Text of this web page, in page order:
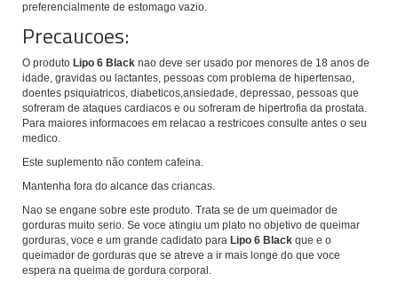
preferencialmente de estomago vazio.
Precaucoes:
O produto Lipo 6 Black nao deve ser usado por menores de 18 anos de
idade, gravidas ou lactantes, pessoas com problema de hipertensao,
doentes psiquiatricos, diabeticos,ansiedade, depressao, pessoas que
sofreram de ataques cardiacos e ou sofreram de hipertrofia da prostata.
Para maiores informacoes em relacao a restricoes consulte antes o seu
medico.
Este suplemento não contem cafeina.
Mantenha fora do alcance das criancas.
Nao se engane sobre este produto. Trata se de um queimador de
gorduras muito serio. Se voce atingiu um plato no objetivo de queimar
gorduras, voce e um grande cadidato para Lipo 6 Black que e o
queimador de gorduras que se atreve a ir mais longe do que voce
espera na queima de gordura corporal.